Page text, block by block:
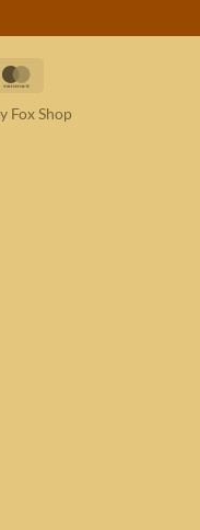
Fox Shop